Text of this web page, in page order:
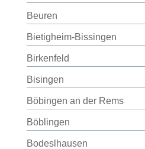
Beuren
Bietigheim-Bissingen
Birkenfeld
Bisingen
Böbingen an der Rems
Böblingen
Bodeslhausen